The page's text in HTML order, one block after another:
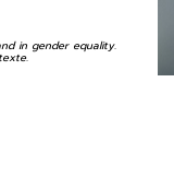
in gender equality.